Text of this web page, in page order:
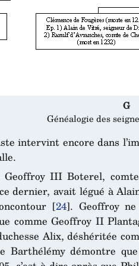
G
Généalogie des
intervint encore dans
III Boterel,
dernier, avait légué à
[24]. Geoffroy ne
comme Geoffroy II
Alix, déshéritée
Barthélémy démontre